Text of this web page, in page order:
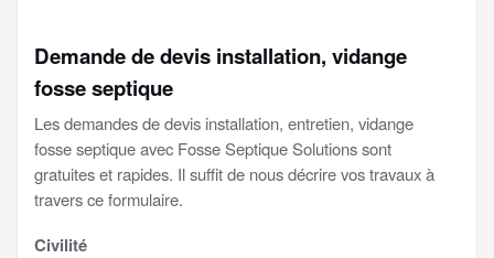
Demande de devis installation, vidange
fosse septique
Les demandes de devis installation, entretien, vidange
fosse septique avec Fosse Septique Solutions sont
gratuites et rapides. Il suffit de nous décrire vos travaux à
travers ce formulaire.
Civilité